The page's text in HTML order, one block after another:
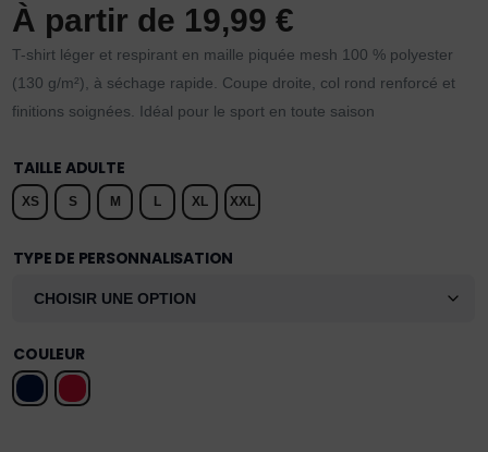
À partir de 19,99€
T-shirt léger et respirant en maille piquée mesh 100 % polyester
(130 g/m²), à séchage rapide. Coupe droite, col rond renforcé et
finitions soignées. Idéal pour le sport en toute saison
TAILLE ADULTE
XS S M L XL XXL
TYPE DE PERSONNALISATION
COULEUR